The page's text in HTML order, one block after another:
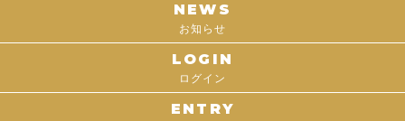
NEWS
お知らせ
LOGIN
ログイン
ENTRY